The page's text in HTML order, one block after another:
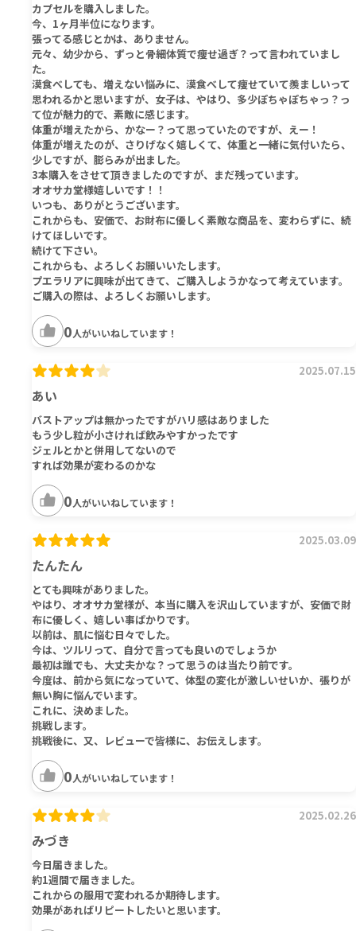
カプセルを購入しました。
今、1ヶ月半位になります。
張ってる感じとかは、ありません。
元々、幼少から、ずっと骨細体質で痩せ過ぎ？って言われていまし
た。
漠食べしても、増えない悩みに、漠食べして痩せていて羨ましいって
思われるかと思いますが、女子は、やはり、多少ぽちゃぽちゃっ？っ
て位が魅力的で、素敵に感じます。
体重が増えたから、かなー？って思っていたのですが、えー！
体重が増えたのが、さりげなく嬉しくて、体重と一緒に気付いたら、
少しですが、膨らみが出ました。
3本購入をさせて頂きましたのですが、まだ残っています。
オオサカ堂様嬉しいです！！
いつも、ありがとうございます。
これからも、安価で、お財布に優しく素敵な商品を、変わらずに、続
けてほしいです。
続けて下さい。
これからも、よろしくお願いいたします。
プエラリアに興味が出てきて、ご購入しようかなって考えています。
ご購入の際は、よろしくお願いします。
0人がいいねしています！
あい
2025.07.15
バストアップは無かったですがハリ感はありました
もう少し粒が小さければ飲みやすかったです
ジェルとかと併用してないので
すれば効果が変わるのかな
0人がいいねしています！
たんたん
2025.03.09
とても興味がありました。
やはり、オオサカ堂様が、本当に購入を沢山していますが、安価で財
布に優しく、嬉しい事ばかりです。
以前は、肌に悩む日々でした。
今は、ツルリって、自分で言っても良いのでしょうか
最初は誰でも、大丈夫かな？って思うのは当たり前です。
今度は、前から気になっていて、体型の変化が激しいせいか、張りが
無い胸に悩んでいます。
これに、決めました。
挑戦します。
挑戦後に、又、レビューで皆様に、お伝えします。
0人がいいねしています！
みづき
2025.02.26
今日届きました。
約1週間で届きました。
これからの服用で変われるか期待します。
効果があればリピートしたいと思います。